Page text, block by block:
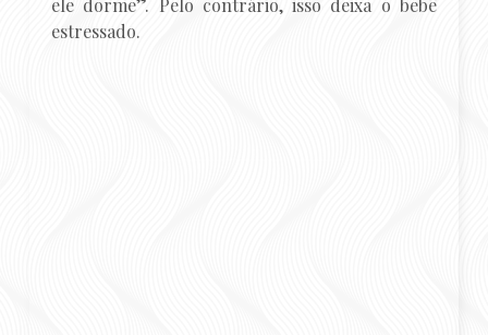
ele dorme”. Pelo contrário, isso deixa o bebê
estressado.